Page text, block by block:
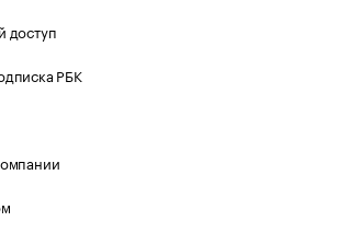
доступ
РБК